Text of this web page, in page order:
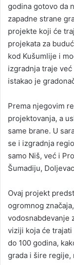
godina gotovo da
zapadne strane
projekte koji će
projekata za
kod Kušumlije i
izgradnja traje
istakao je
Prema njegovim
projektovanja, a
same brane. U
se i izgradnja
samo Niš, već i
Šumadiju,
Ovaj projekt
ogromnog
vodosnabdevanje
viziji koja će
do 100 godina,
grada i šire regije,